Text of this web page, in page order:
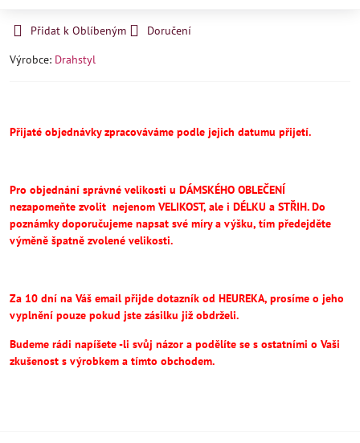
Přidat k Oblíbeným
Doručení
Výrobce: Drahstyl
Přijaté objednávky zpracováváme podle jejich datumu přijetí.
Pro objednání správné velikosti u DÁMSKÉHO OBLEČENÍ
nezapomeňte zvolit nejenom VELIKOST, ale i DÉLKU a STŘIH.Do
poznámky doporučujeme napsat své míry a výšku, tím předejděte
výměně špatně zvolené velikosti.
Za 10 dní na Váš email přijde dotazník od HEUREKA, prosíme o jeho
vyplnění pouze pokud jste zásilku již obdrželi.
Budeme rádi napíšete -li svůj názor a podělíte se s ostatními o Vaši
zkušenost s výrobkem a tímto obchodem.